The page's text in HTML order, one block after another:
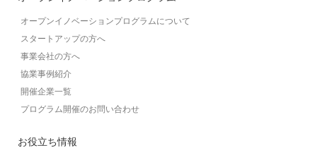
オープンイノベーションプログラムについて
スタートアップの方へ
事業会社の方へ
協業事例紹介
開催企業一覧
プログラム開催のお問い合わせ
お役立ち情報